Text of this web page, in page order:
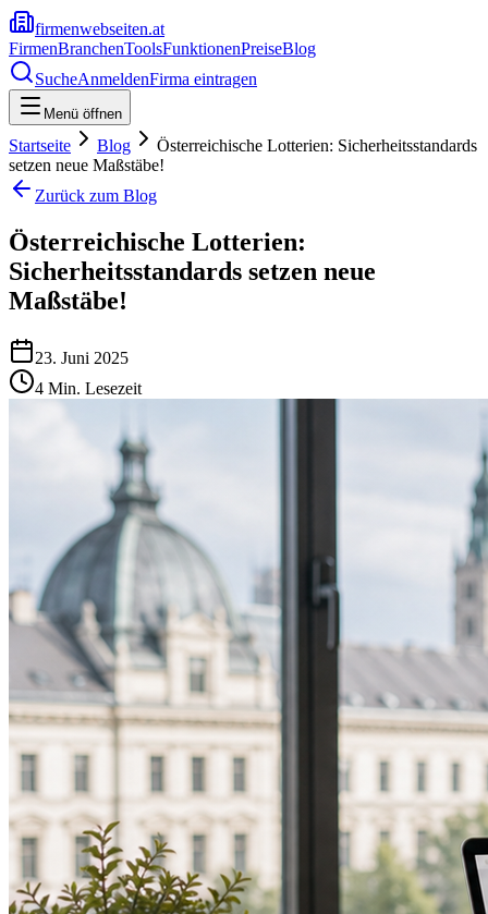
firmenwebseiten.at
FirmenBranchenToolsFunktionenPreiseBlog
SucheAnmeldenFirma eintragen
Menü öffnen
Startseite Blog
Österreichische Lotterien: Sicherheitsstandards
setzen neue Maßstäbe!
Zurück zum Blog
Österreichische Lotterien:
Sicherheitsstandards setzen neue
Maßstäbe!
23. Juni 2025
4 Min. Lesezeit